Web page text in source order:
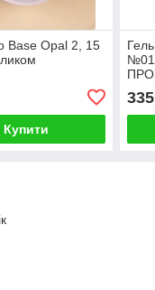
Base Opal 2, 15
Купити
№01
335